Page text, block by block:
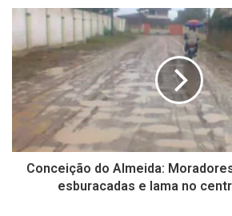
Conceição do Almeida:
esburacadas e lama no